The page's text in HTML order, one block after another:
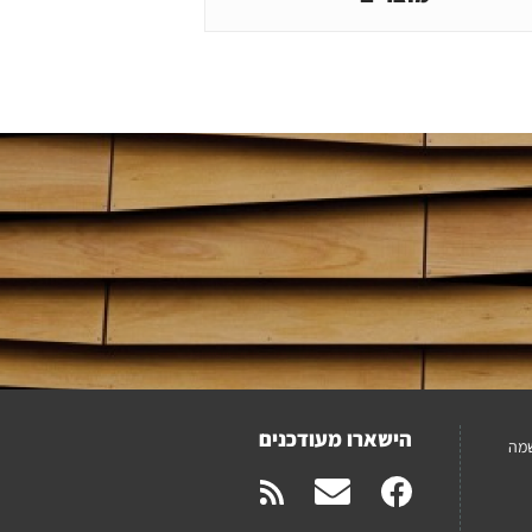
הישארו מעודכנים